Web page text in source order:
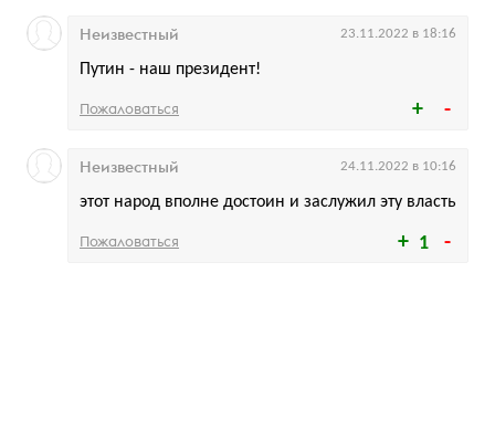
Путин - наш президент!
Неизвестный 23.11.2022 в 18:16
Пожаловаться
1
этот народ вполне достоин и заслужил эту власть
Неизвестный 24.11.2022 в 10:16
Пожаловаться